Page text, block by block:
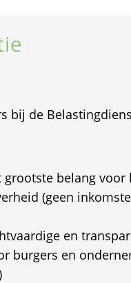
bij de
belang voor
(geen
en
burgers en